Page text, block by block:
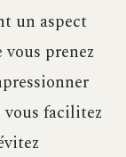
un aspect
prenez
facilitez